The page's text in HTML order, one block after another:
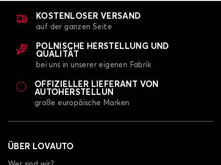
Kofferraummatten für AUDI A5
KOSTENLOSER VERSAND
auf der ganzen Seite
POLNISCHE HERSTELLUNG UND
QUALITÄT
bei uns in unserer eigenen Fabrik
OFFIZIELLER LIEFERANT VON
AUTOHERSTELLUN
große europäische Marken
ÜBER LOVAUTO